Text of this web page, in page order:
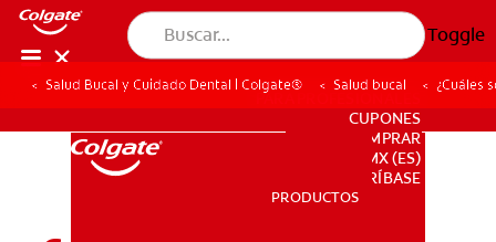
Toggle
PRODUCTOS
PARA PROFESIONALES
CUPONES
DONDE COMPRAR
MX (ES)
SUSCRÍBASE
PRODUCTOS
Salud Bucal y Cuidado Dental | Colgate® Salud bucal ¿Cuáles